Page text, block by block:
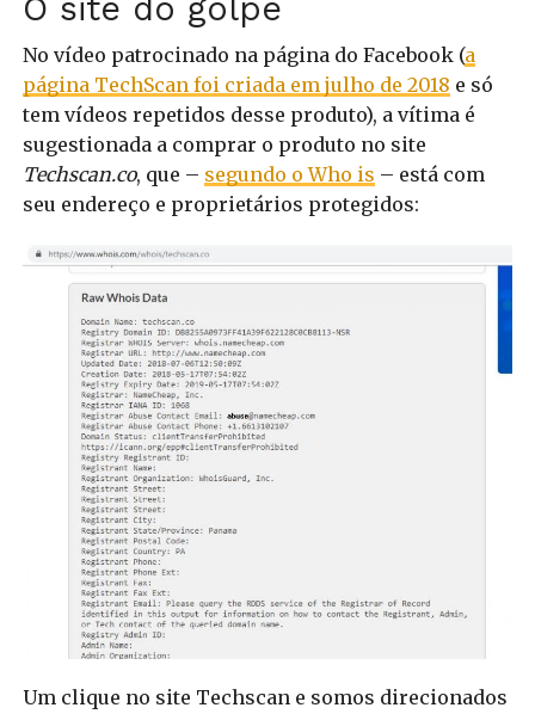
O site do golpe
No vídeo patrocinado na página do Facebook (a
página TechScan foi criada em julho de 2018 e só
tem vídeos repetidos desse produto), a vítima é
sugestionada a comprar o produto no site
Techscan.co, que – segundo o Who is – está com
seu endereço e proprietários protegidos:
Um clique no site Techscan e somos direcionados